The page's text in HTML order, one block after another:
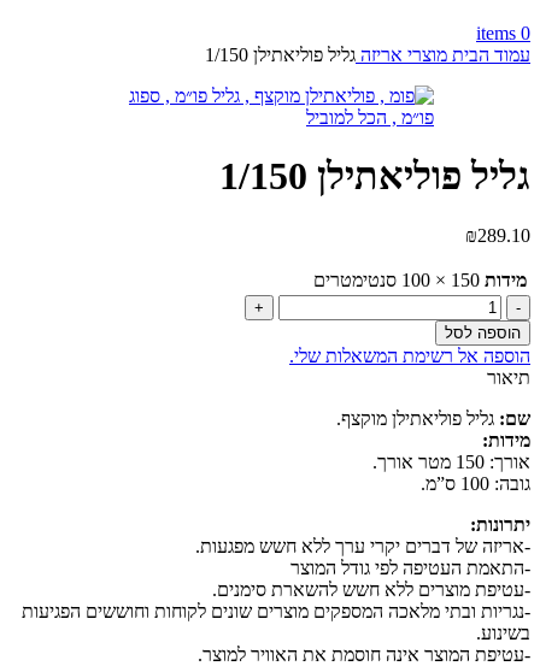
0
items
עמוד הבית מוצרי אריזה גליל פוליאתילן 1/150
גליל פוליאתילן 1/150
₪289.10
מידות 150 × 100 סנטימטרים
כמות
של
גליל
פוליאתילן
1/150
הוספה לסל
הוספה אל רשימת המשאלות שלי.
תיאור
שם: גליל פוליאתילן מוקצף.
מידות:
אורך: 150 מטר אורך.
גובה: 100 ס”מ.
יתרונות:
-אריזה של דברים יקרי ערך ללא חשש מפגעות.
-התאמת העטיפה לפי גודל המוצר
-עטיפת מוצרים ללא חשש להשארת סימנים.
-נגריות ובתי מלאכה המספקים מוצרים שונים לקוחות וחוששים הפגיעות
בשינוע.
-עטיפת המוצר אינה חוסמת את האוויר למוצר.